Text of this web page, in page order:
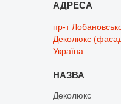
пр-т
Деколюкс
Україна
Деколюкс